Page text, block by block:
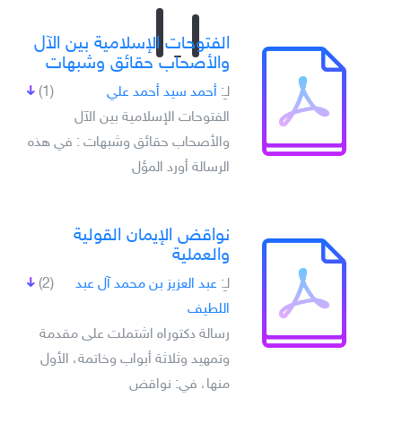
الفتوحات الإسلامية بين الآل
والأصحاب حقائق وشبهات
(1) لـِ: أحمد سيد أحمد علي
الفتوحات الإسلامية بين الآل
والأصحاب حقائق وشبهات : في هذه
الرسالة أورد المؤل
نواقض الإيمان القولية
والعملية
(2) لـِ: عبد العزيز بن محمد آل عبد
اللطيف
رسالة دكتوراه اشتملت على مقدمة
وتمهيد وثلاثة أبواب وخاتمة، الأول
منها، في: نواقض